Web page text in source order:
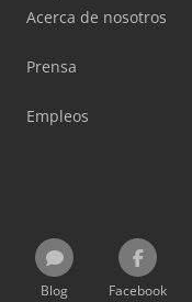
Acerca de nosotros
Prensa
Empleos
Blog Facebook